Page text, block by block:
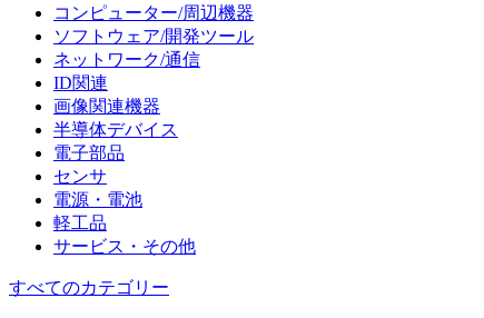
コンピューター/周辺機器
ソフトウェア/開発ツール
ネットワーク/通信
ID関連
画像関連機器
半導体デバイス
電子部品
センサ
電源・電池
軽工品
サービス・その他
すべてのカテゴリー